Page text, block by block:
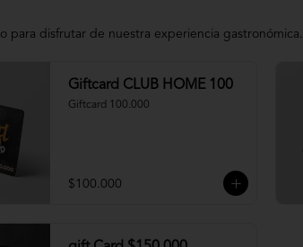
para disfrutar de nuestra experiencia gastronómica.
Giftcard CLUB HOME 100
Giftcard 100.000
$100.000